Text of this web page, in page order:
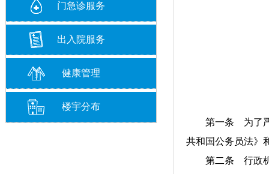
门急诊服务
出入院服务
健康管理
楼宇分布
第一条 为了严肃
共和国公务员法》
第二条 行政机关